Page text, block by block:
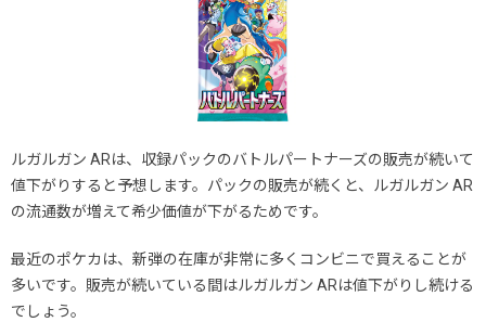
ルガルガン ARは、収録パックのバトルパートナーズの販売が続いて
値下がりすると予想します。パックの販売が続くと、ルガルガン AR
の流通数が増えて希少価値が下がるためです。
最近のポケカは、新弾の在庫が非常に多くコンビニで買えることが
多いです。販売が続いている間はルガルガン ARは値下がりし続ける
でしょう。